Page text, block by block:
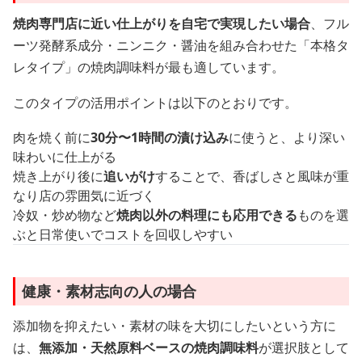
焼肉専門店に近い仕上がりを自宅で実現したい場合、フル
ーツ発酵系成分・ニンニク・醤油を組み合わせた「本格タ
レタイプ」の焼肉調味料が最も適しています。
このタイプの活用ポイントは以下のとおりです。
肉を焼く前に30分〜1時間の漬け込みに使うと、より深い
味わいに仕上がる
焼き上がり後に追いがけすることで、香ばしさと風味が重
なり店の雰囲気に近づく
冷奴・炒め物など焼肉以外の料理にも応用できるものを選
ぶと日常使いでコストを回収しやすい
健康・素材志向の人の場合
添加物を抑えたい・素材の味を大切にしたいという方に
は、 無添加・天然原料ベースの焼肉調味料が選択肢として